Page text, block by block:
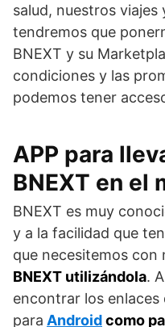
salud, nuestros
tendremos que
BNEXT y su
condiciones y las
podemos tener
APP para
BNEXT en el
BNEXT es muy
y a la facilidad que
que necesitemos con
BNEXT utilizándola.
encontrar los
para Androidcomo